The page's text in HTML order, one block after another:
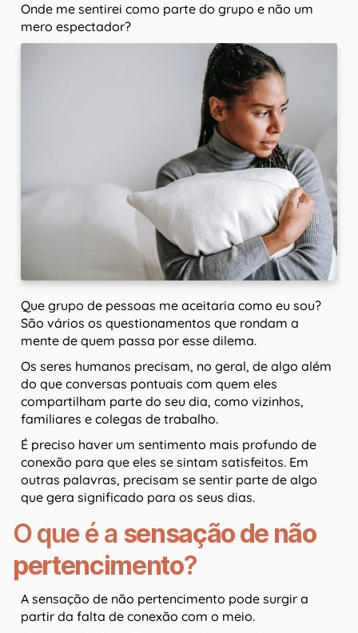
Onde me sentirei como parte do grupo e não um
mero espectador?
Que grupo de pessoas me aceitaria como eu sou?
São vários os questionamentos que rondam a
mente de quem passa por esse dilema.
Os seres humanos precisam, no geral, de algo além
do que conversas pontuais com quem eles
compartilham parte do seu dia, como vizinhos,
familiares e colegas de trabalho.
É preciso haver um sentimento mais profundo de
conexão para que eles se sintam satisfeitos. Em
outras palavras, precisam se sentir parte de algo
que gera significado para os seus dias.
O que é a sensação de não
pertencimento?
A sensação de não pertencimento pode surgir a
partir da falta de conexão com o meio.